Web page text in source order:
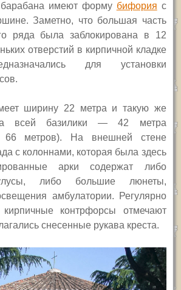
имеют форму бифория с
Заметно, что большая часть
ряда была заблокирована в 12
отверстий в кирпичной кладке
для установки
ширину 22 метра и такую же
всей базилики — 42 метра
66 метров).
На внешней стене
с колоннами, которая была здесь
арки содержат либо
либо большие люнеты,
амбулатории. Регулярно
контрфорсы отмечают
снесенные рукава креста.